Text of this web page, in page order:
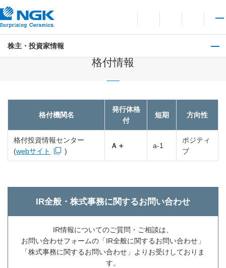
言語切り替えメニュー
サイト内検索を開
お問い合わせ
メイ
株主・投資家情報
格付情報
格付機関名
発行体格
付
短期 方向性
格付投資情報センター
(webサイト
新規ウィンドウを開きます
)
Ａ＋ a-1
ポジティ
ブ
IR全般・株式事務に関するお問い合わせ
IR情報についてのご質問・ご相談は、
お問い合わせフォームの「IR全般に関するお問い合わせ」
「株式事務に関するお問い合わせ」よりお受けしておりま
す。